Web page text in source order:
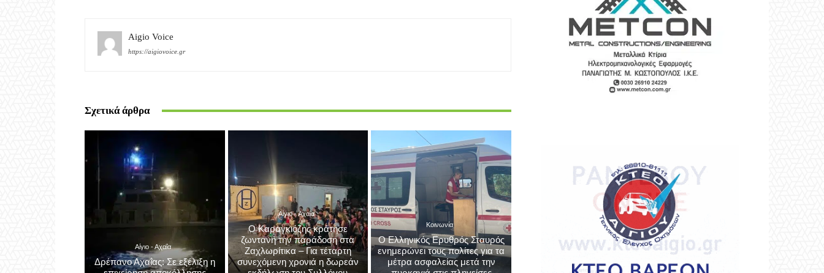
ζωή»
Aigio Voice
https://aigiovoice.gr
Σχετικά άρθρα